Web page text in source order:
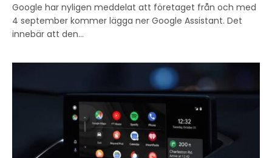
Google har nyligen meddelat att företaget från och med
4 september kommer lägga ner Google Assistant. Det
innebär att den…